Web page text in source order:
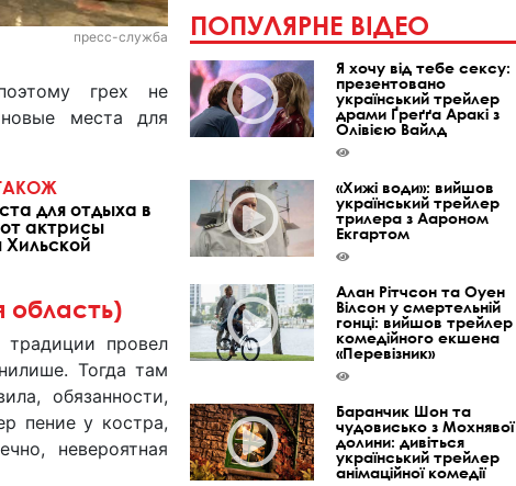
пресс-служба
грех не
места для
для отдыха в
актрисы
область)
провел
Тогда там
обязанности,
пение у костра,
невероятная
ПОПУЛЯРНЕ ВІДЕО
Я хочу від тебе сексу:
презентовано
український трейлер
драми Ґреґґа Аракі з
Олівією Вайлд
«Хижі води»: вийшов
український трейлер
трилера з Аароном
Екгартом
Алан Рітчсон та Оуен
Вілсон у смертельній
гонці: вийшов трейлер
комедійного екшена
«Перевізник»
Баранчик Шон та
чудовисько з Мохнявої
долини: дивіться
український трейлер
анімаційної комедії